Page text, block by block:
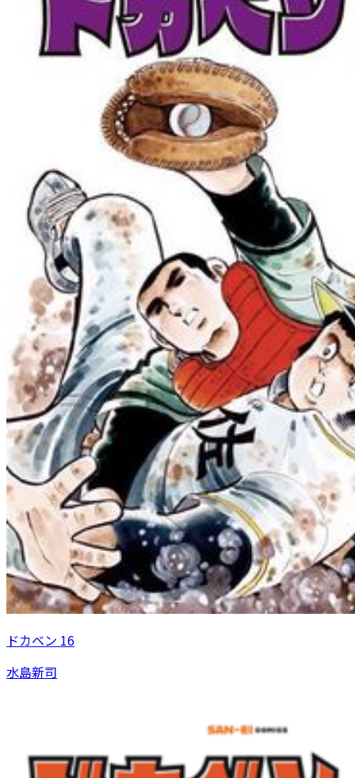
ドカベン 16
水島新司